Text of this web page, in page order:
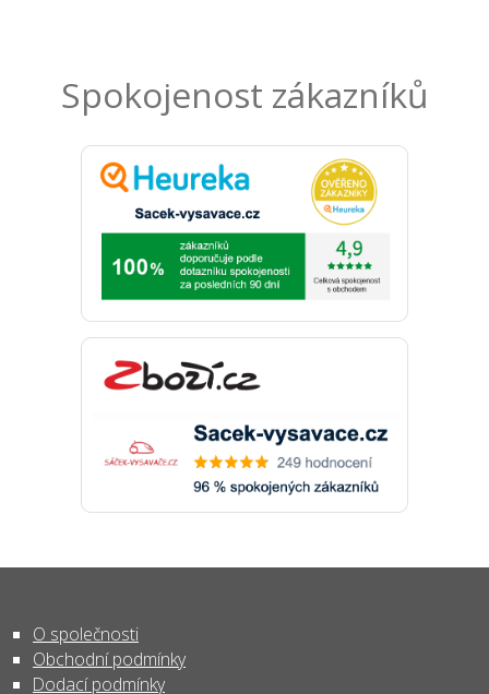
Spokojenost zákazníků
O společnosti
Obchodní podmínky
Dodací podmínky